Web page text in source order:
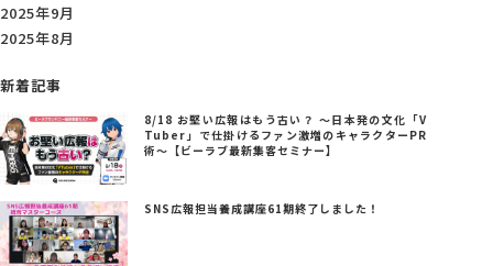
2025年9月
2025年8月
新着記事
8/18 お堅い広報はもう古い？ ～日本発の文化「V
Tuber」で仕掛けるファン激増のキャラクターPR
術～【ビーラブ最新集客セミナー】
SNS広報担当養成講座61期終了しました！